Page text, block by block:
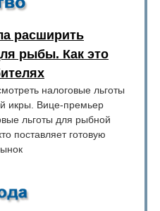
расширить
рыбы. Как это
налоговые льготы
икры. Вице-премьер
льготы для рыбной
поставляет готовую